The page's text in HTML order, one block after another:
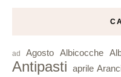
ad Agosto Albicocche
Antipasti aprile